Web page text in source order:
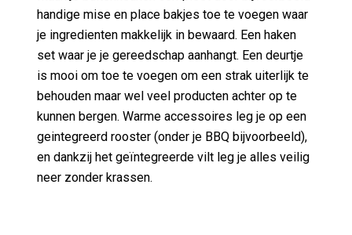
je ingredienten makkelijk in bewaard. Een haken
set waar je je gereedschap aanhangt. Een deurtje
is mooi om toe te voegen om een strak uiterlijk te
behouden maar wel veel producten achter op te
kunnen bergen. Warme accessoires leg je op een
geintegreerd rooster (onder je BBQ bijvoorbeeld),
en dankzij het geïntegreerde vilt leg je alles veilig
neer zonder krassen.